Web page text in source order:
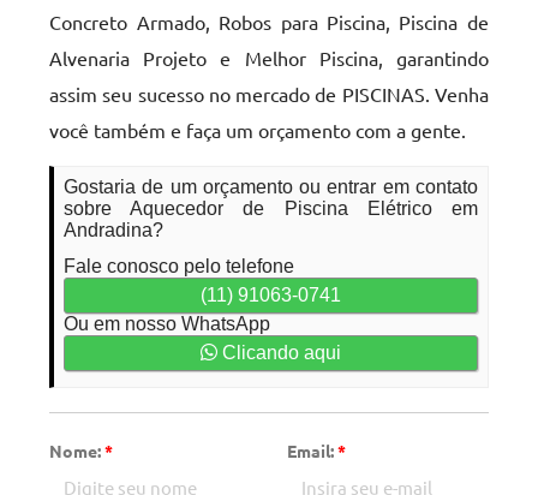
Concreto Armado, Robos para Piscina, Piscina de
Alvenaria Projeto e Melhor Piscina, garantindo
assim seu sucesso no mercado de PISCINAS. Venha
você também e faça um orçamento com a gente.
Gostaria de um orçamento ou entrar em contato
sobre Aquecedor de Piscina Elétrico em
Andradina?
Fale conosco pelo telefone
(11) 91063-0741
Ou em nosso WhatsApp
Clicando aqui
Nome:* Email:*